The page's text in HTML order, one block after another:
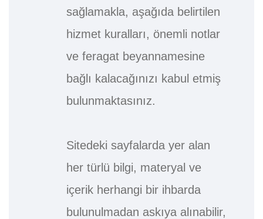
sağlamakla, aşağıda belirtilen
hizmet kuralları, önemli notlar
ve feragat beyannamesine
bağlı kalacağınızı kabul etmiş
bulunmaktasınız.
Sitedeki sayfalarda yer alan
her türlü bilgi, materyal ve
içerik herhangi bir ihbarda
bulunulmadan askıya alınabilir,